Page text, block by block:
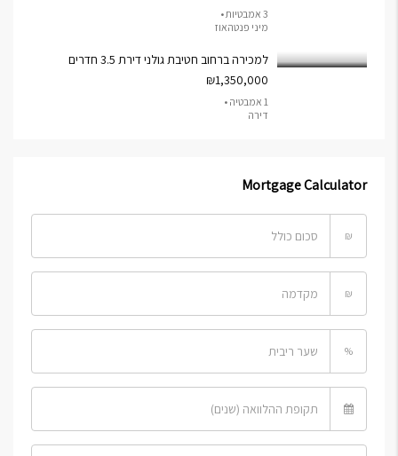
3 אמבטיות •
מיני פנטהאוז
למכירה ברחוב חטיבת גולני דירת 3.5 חדרים
₪1,350,000
1 אמבטיה •
דירה
Mortgage Calculator
₪
₪
%